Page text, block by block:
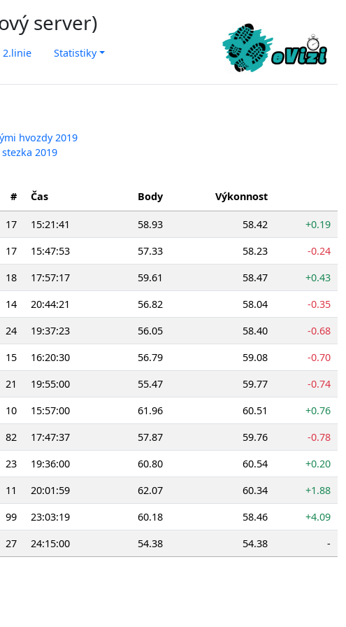
server)
2.linie Statistiky
hvozdy 2019
2019
# Čas Body Výkonnost
17 15:21:41 58.93 58.42
+0.19
17 15:47:53 57.33 58.23
-0.24
18 17:57:17 59.61 58.47
+0.43
14 20:44:21 56.82 58.04
-0.35
24 19:37:23 56.05 58.40
-0.68
15 16:20:30 56.79 59.08
-0.70
21 19:55:00 55.47 59.77
-0.74
10 15:57:00 61.96 60.51
+0.76
82 17:47:37 57.87 59.76
-0.78
23 19:36:00 60.80 60.54
+0.20
11 20:01:59 62.07 60.34
+1.88
99 23:03:19 60.18 58.46
+4.09
27 24:15:00 54.38 54.38 -